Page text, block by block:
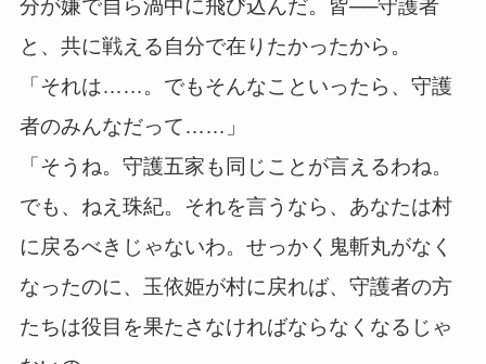
分が嫌で自ら渦中に飛び込んだ。皆──守護者
と、共に戦える自分で在りたかったから。
「それは……。でもそんなこといったら、守護
者のみんなだって……」
「そうね。守護五家も同じことが言えるわね。
でも、ねえ珠紀。それを言うなら、あなたは村
に戻るべきじゃないわ。せっかく鬼斬丸がなく
なったのに、玉依姫が村に戻れば、守護者の方
たちは役目を果たさなければならなくなるじゃ